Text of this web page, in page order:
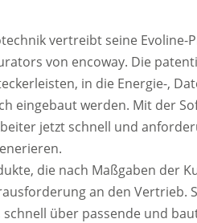
vertreibt seine
von encoway. Die
in die Energie-,
eingebaut werden. Mit der
jetzt schnell und
die nach Maßgaben der
an den Vertrieb.
schnell über passende und